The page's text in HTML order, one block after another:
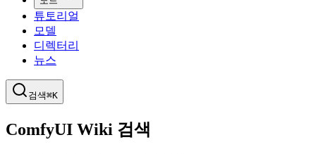
튜토리얼
모델
디렉터리
뉴스
검색⌘K
ComfyUI Wiki 검색